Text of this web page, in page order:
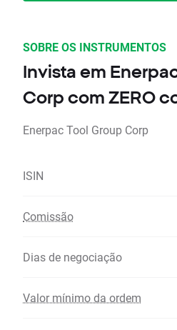
SOBRE OS INSTRUMENTOS
Invista em
Corp com ZERO
Enerpac Tool Group Corp
ISIN
Comissão
Dias de negociação
Valor mínimo da ordem